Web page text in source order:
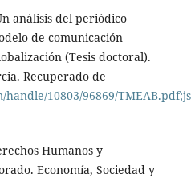
análisis del periódico
de comunicación
(Tesis doctoral).
Recuperado de
10803/96869/
Humanos y
Economía, Sociedad y